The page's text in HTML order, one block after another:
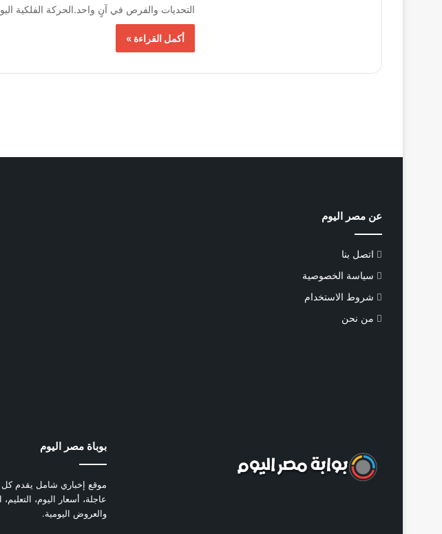
التحديات والفرص في آنٍ واحد.الحركة الفلكية
أكمل القراءة »
عن مصر اليوم
اتصل بنا
سياسة الخصوصية
شروط الاستخدام
من نحن
بوباة مصر اليوم
موقع إخباري شامل يقدم كل
عاجلة، أسعار اليوم،
والعروض اليومية.